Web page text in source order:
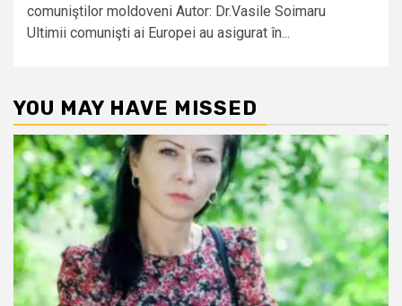
comuniştilor moldoveni Autor: Dr.Vasile Soimaru
Ultimii comunişti ai Europei au asigurat în...
YOU MAY HAVE MISSED